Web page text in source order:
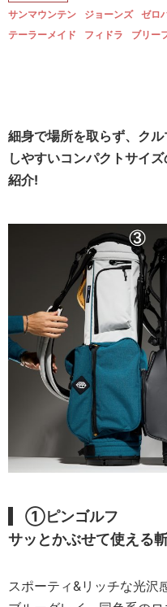
サンマウンテン
ジョーンズ ゼロ
テーラーメイド
フィドラ ブリー
細身で場所を取らず、ク
しやすいコンパクトサイ
紹介!
①ピンゴルフ
サッとかぶせて使える
スポーティ&リッチな光沢